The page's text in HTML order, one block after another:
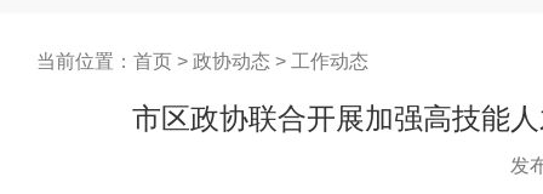
当前位置： 首页 > 政协动态 > 工作动态
市区政协联合开展加强高技能
发